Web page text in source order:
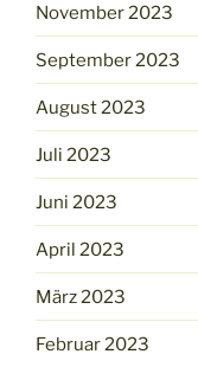
November 2023
September 2023
August 2023
Juli 2023
Juni 2023
April 2023
März 2023
Februar 2023